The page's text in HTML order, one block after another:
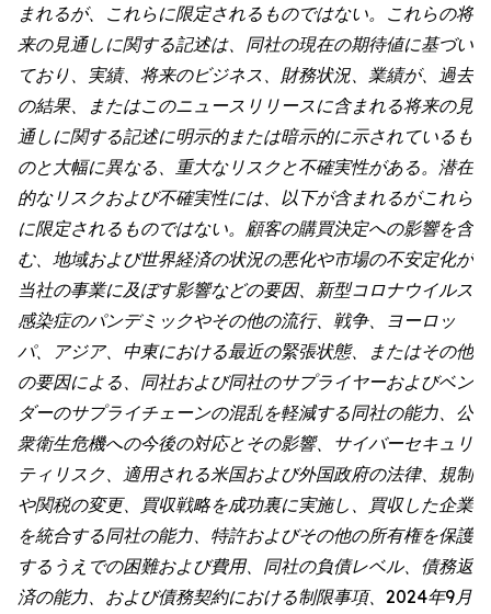
まれるが、これらに限定されるものではない。これらの将
来の見通しに関する記述は、同社の現在の期待値に基づい
ており、実績、将来のビジネス、財務状況、業績が、過去
の結果、またはこのニュースリリースに含まれる将来の見
通しに関する記述に明示的または暗示的に示されているも
のと大幅に異なる、重大なリスクと不確実性がある。潜在
的なリスクおよび不確実性には、以下が含まれるがこれら
に限定されるものではない。顧客の購買決定への影響を含
む、地域および世界経済の状況の悪化や市場の不安定化が
当社の事業に及ぼす影響などの要因、新型コロナウイルス
感染症のパンデミックやその他の流行、戦争、ヨーロッ
パ、アジア、中東における最近の緊張状態、またはその他
の要因による、同社および同社のサプライヤーおよびベン
ダーのサプライチェーンの混乱を軽減する同社の能力、公
衆衛生危機への今後の対応とその影響、サイバーセキュリ
ティリスク、適用される米国および外国政府の法律、規制
や関税の変更、買収戦略を成功裏に実施し、買収した企業
を統合する同社の能力、特許およびその他の所有権を保護
するうえでの困難および費用、同社の負債レベル、債務返
済の能力、および債務契約における制限事項、2024年9月